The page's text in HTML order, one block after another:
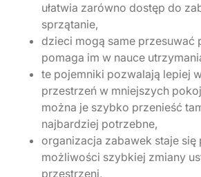
ułatwia zarówno dostęp do
sprzątanie,
dzieci mogą same przesuwać
pomaga im w nauce
te pojemniki pozwalają lepiej
przestrzeń w mniejszych
można je szybko przenieść
najbardziej potrzebne,
organizacja zabawek staje się
możliwości szybkiej zmiany
przestrzeni,